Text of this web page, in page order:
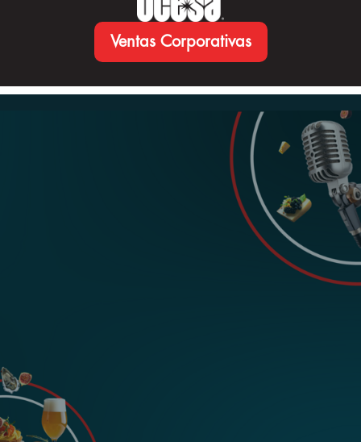
Ventas Corporativas